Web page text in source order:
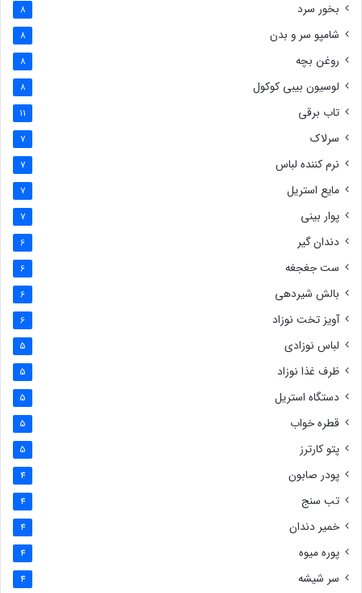
بخور سرد 8
شامپو سر و بدن 8
روغن بچه 8
لوسیون بیبی کوکول 8
تاب برقی 11
سرلاک 7
نرم کننده لباس 7
مایع استریل 7
پوار بینی 7
دندان گیر 6
ست جغجغه 6
بالش شیردهی 6
آویز تخت نوزاد 6
لباس نوزادی 5
ظرف غذا نوزاد 5
دستگاه استریل 5
قطره خواب 5
پتو کارترز 5
پودر صابون 4
تب سنج 4
خمیر دندان 4
پوره میوه 4
سر شیشه 4